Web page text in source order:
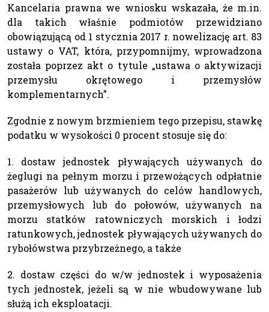
Kancelaria prawna we wniosku wskazała, że m.in.
dla takich właśnie podmiotów przewidziano
obowiązującą od 1 stycznia 2017 r. nowelizację art. 83
ustawy o VAT, która, przypomnijmy, wprowadzona
została poprzez akt o tytule „ustawa o aktywizacji
przemysłu okrętowego i przemysłów
komplementarnych”.
Zgodnie z nowym brzmieniem tego przepisu, stawkę
podatku w wysokości 0 procent stosuje się do:
1. dostaw jednostek pływających używanych do
żeglugi na pełnym morzu i przewożących odpłatnie
pasażerów lub używanych do celów handlowych,
przemysłowych lub do połowów, używanych na
morzu statków ratowniczych morskich i łodzi
ratunkowych, jednostek pływających używanych do
rybołówstwa przybrzeżnego, a także
2. dostaw części do w/w jednostek i wyposażenia
tych jednostek, jeżeli są w nie wbudowywane lub
służą ich eksploatacji.